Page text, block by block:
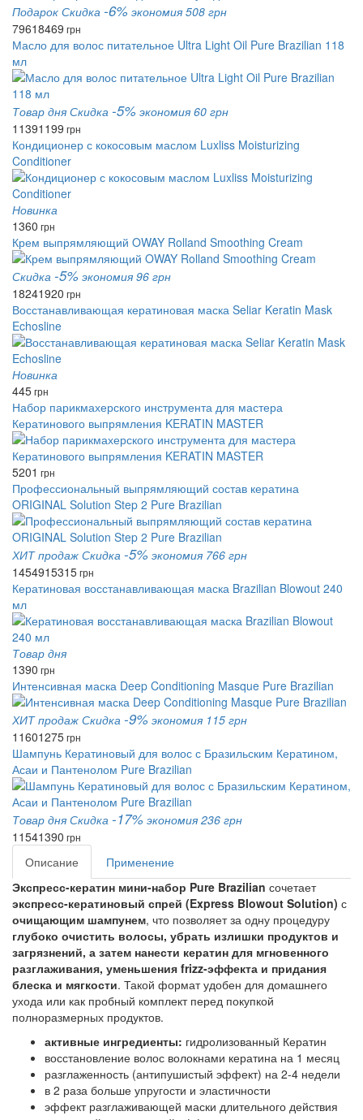
Подарок Скидка -6% экономия 508 грн
79618469 грн
Масло для волос питательное Ultra Light Oil Pure Brazilian 118
мл
Товар дня Скидка -5% экономия 60 грн
11391199 грн
Кондиционер с кокосовым маслом Luxliss Moisturizing
Conditioner
Новинка
1360 грн
Крем выпрямляющий OWAY Rolland Smoothing Cream
Скидка -5% экономия 96 грн
18241920 грн
Восстанавливающая кератиновая маска Seliar Keratin Mask
Echosline
Новинка
445грн
Набор парикмахерского инструмента для мастера
Кератинового выпрямления KERATIN MASTER
5201 грн
Профессиональный выпрямляющий состав кератина
ORIGINAL Solution Step 2 Pure Brazilian
ХИТ продаж Скидка -5% экономия 766 грн
1454915315грн
Кератиновая восстанавливающая маска Brazilian Blowout 240
мл
Товар дня
1390 грн
Интенсивная маска Deep Conditioning Masque Pure Brazilian
ХИТ продаж Скидка -9% экономия 115 грн
11601275грн
Шампунь Кератиновый для волос с Бразильским Кератином,
Асаи и Пантенолом Pure Brazilian
Товар дня Скидка -17% экономия 236 грн
11541390 грн
Описание
Применение
Экспресс-кератин мини-набор Pure Brazilian сочетает
экспресс-кератиновый спрей (Express Blowout Solution) с
очищающим шампунем, что позволяет за одну процедуру
глубоко очистить волосы, убрать излишки продуктов и
загрязнений, а затем нанести кератин для мгновенного
разглаживания, уменьшения frizz-эффекта и придания
блеска и мягкости. Такой формат удобен для домашнего
ухода или как пробный комплект перед покупкой
полноразмерных продуктов.
активные ингредиенты: гидролизованный Кератин
восстановление волос волокнами кератина на 1 месяц
разглаженность (антипушистый эффект) на 2-4 недели
в 2 раза больше упругости и эластичности
эффект разглаживающей маски длительного действия